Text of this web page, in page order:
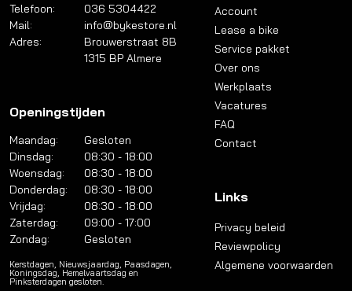
Telefoon:
036 5304422
Mail:
info@bykestore.nl
Adres:
Brouwerstraat 8B
1315 BP Almere
Openingstijden
Maandag:
Gesloten
Dinsdag:
08:30 - 18:00
Woensdag:
08:30 - 18:00
Donderdag:
08:30 - 18:00
Vrijdag:
08:30 - 18:00
Zaterdag:
09:00 - 17:00
Zondag:
Gesloten
Kerstdagen, Nieuwsjaardag, Paasdagen,
Koningsdag, Hemelvaartsdag en
Pinksterdagen gesloten.
Account
Lease a bike
Service pakket
Over ons
Werkplaats
Vacatures
FAQ
Contact
Links
Privacy beleid
Reviewpolicy
Algemene voorwaarden